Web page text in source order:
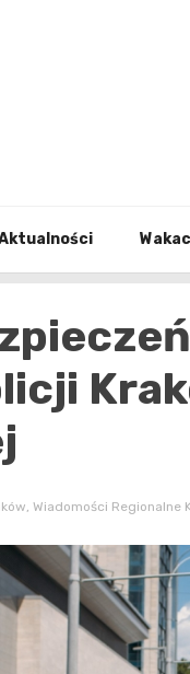
, Wiadomości Regionalne